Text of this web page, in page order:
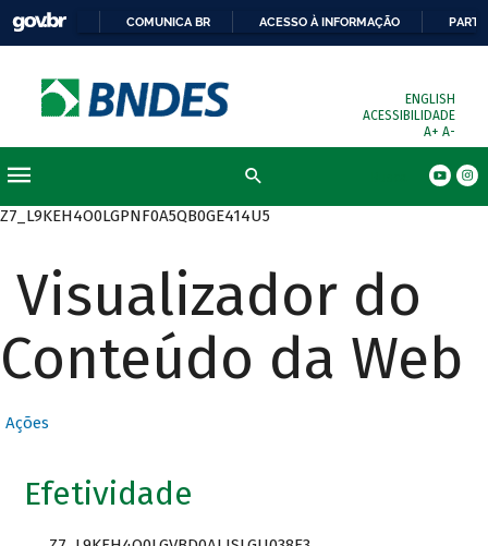
COMUNICA BR ACESSO À INFORMAÇÃO
ENGLISH
ACESSIBILIDADE
A+ A-
Z7_L9KEH4O0LGPNF0A5QB0GE414U5
Visualizador do
Conteúdo da Web
Ações
Efetividade